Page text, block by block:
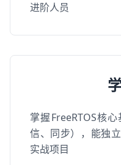
进阶人员
掌握FreeRTOS核
信、同步），能独
实战项目